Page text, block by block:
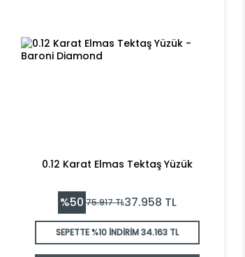
0.12 Karat Elmas Tektaş Yüzük
%50 75.917TL37.958 TL
SEPETTE %10 İNDİRİM34.163 TL